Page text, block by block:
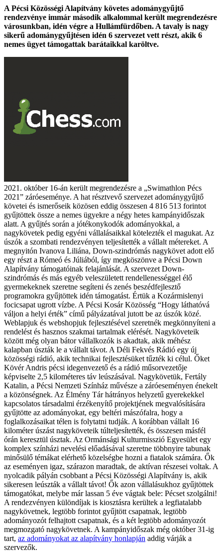
A Pécsi Közösségi Alapítvány követes adománygyűjtő
rendezvénye immár második alkalommal került megrendezésre
városunkban, idén végre a Hullámfürdőben. A tavaly is nagy
sikerű adománygyűjtésen idén 6 szervezet vett részt, akik 6
nemes ügyet támogattak barátaikkal karöltve.
2021. október 16-án került megrendezésre a „Swimathlon Pécs
2021” záróeseménye. A hat résztvevő szervezet adománygyűjtő
követei és ismerőseik közösen eddig összesen 4 816 513 forintot
gyűjtöttek össze a nemes ügyekre a négy hetes kampányidőszak
alatt. A gyűjtés során a jótékonykodók adományokkal, a
nagykövetek pedig egyéni vállalásaikkal kötelezték el magukat. Az
úszók a szombati rendezvényen teljesítették a vállalt métereket. A
megnyitón Ivanova Liliána, Down-szindrómás nagykövet adott elő
egy részt a Rómeó és Júliából, így megköszönve a Pécsi Down
Alapítvány támogatóinak felajánlását. A szervezet Down-
szindrómás és más egyéb veleszületett rendellenességgel élő
gyermekeknek szeretne segíteni és zenés beszédfejlesztő
programokra gyűjtöttek idén támogatást. Értük a Kozármislenyi
focicsapat ugrott vízbe. A Pécsi Kosár Közösség “Hogy láthatóvá
váljon a helyi érték” című pályázatával jutott be az úszók közé.
Weblapjuk és webshopjuk fejlesztésével szeretnék megkönnyíteni a
rendelést és hasznos szakmai tartalmak elérését. Nagyköveteik
között még olyan bátor vállalkozók is akadtak, akik méhész
kalapban úszták le a vállalt távot. A Déli Fekvés Rádió egy új
közösségi rádió, akik technikai fejlesztésüket tűzték ki célul. Őket
Kövér Andris pécsi idegenvezető és a rádió műsorvezetője
képviselte 2,5 kilométeres táv leúszásával. Nagykövetük, Fertály
Katalin, a Pécsi Nemzeti Színház művésze a záróeseményen énekelt
a közönségnek. Az Élmény Tár hátrányos helyzetű gyerekekkel
kapcsolatos társadalmi érzékenyítő projektjének megvalósítására
gyűjtötte az adományokat, egy beltéri mászófalra, hogy a
foglalkozásaikat télen is folytatni tudják. A korábban vállalt 16
kilométer úszást nagyköveteik túlteljesítették, és összesen másfél
órán keresztül úsztak. Az Ormánsági Kulturmisszió Egyesület egy
komplex színházi nevelési előadásával szeretne többnyire tabunak
minősülő témákat elérhető közelségbe hozni a fiatalok számára. Ők
az eseményen igaz, szárazon maradtak, de aktívan részesei voltak. A
nyolcadik pályán csobbant a Pécsi Közösségi Alapítvány is, akik
sikeresen leúszták a vállalt távot! Ők azon vállalásukhoz gyűjtöttek
támogatókat, melybe már lassan 5 éve vágtak bele: Pécset szolgálni!
A rendezvényen különdíjak is kiosztásra kerültek a legfiatalabb
nagykövetnek, legtöbb forintot gyűjtött csapatnak, legtöbb
adományozót felhajtott csapatnak, és a két legtöbb adományozót
megmozgató nagykövetnek. A kampányidőszak még október 31-ig
tart, az adományokat az alapítvány honlapján addig várják a
szervezők.